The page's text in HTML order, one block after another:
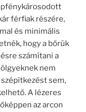
férfiak részére,
és minimális
hogy a bőrük
számítani a
nem
sem,
A lézeres
az arcon